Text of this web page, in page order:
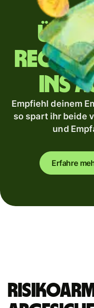
ins
Empfiehl deinem
so spart ihr beide
und
Erfahre